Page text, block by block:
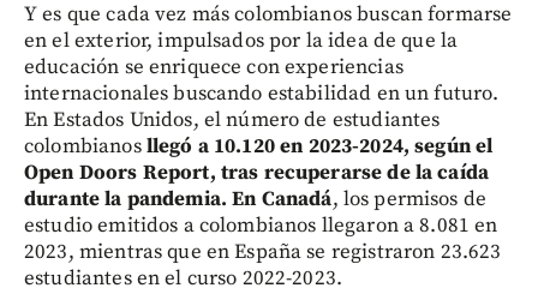
Y es que cada vez más colombianos buscan formarse
en el exterior, impulsados por la idea de que la
educación se enriquece con experiencias
internacionales buscando estabilidad en un futuro.
En Estados Unidos, el número de estudiantes
colombianosllegó a 10.120 en 2023-2024, según el
Open Doors Report, tras recuperarse de la caída
durante la pandemia. En Canadá, los permisos de
estudio emitidos a colombianos llegaron a 8.081 en
2023, mientras que en España se registraron 23.623
estudiantes en el curso 2022-2023.